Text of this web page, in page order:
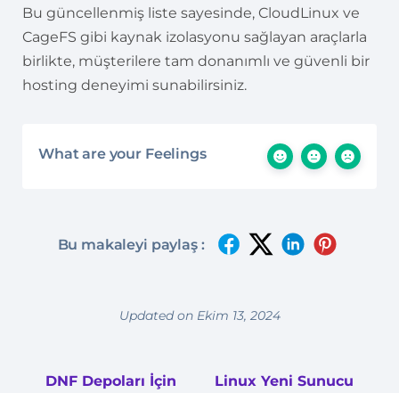
Bu güncellenmiş liste sayesinde, CloudLinux ve
CageFS gibi kaynak izolasyonu sağlayan araçlarla
birlikte, müşterilere tam donanımlı ve güvenli bir
hosting deneyimi sunabilirsiniz.
What are your Feelings
Bu makaleyi paylaş :
Updated on Ekim 13, 2024
DNF Depoları İçin
Linux Yeni Sunucu